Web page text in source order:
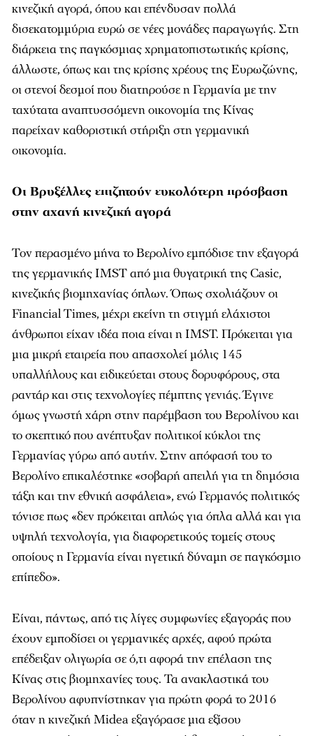
κινεζική αγορά, όπου και επένδυσαν πολλά
δισεκατομμύρια ευρώ σε νέες μονάδες παραγωγής. Στη
διάρκεια της παγκόσμιας χρηματοπιστωτικής κρίσης,
άλλωστε, όπως και της κρίσης χρέους της Ευρωζώνης,
οι στενοί δεσμοί που διατηρούσε η Γερμανία με την
ταχύτατα αναπτυσσόμενη οικονομία της Κίνας
παρείχαν καθοριστική στήριξη στη γερμανική
οικονομία.
Οι Βρυξέλλες επιζητούν ευκολότερη πρόσβαση
στην αχανή κινεζική αγορά
Τον περασμένο μήνα το Βερολίνο εμπόδισε την εξαγορά
της γερμανικής IMST από μια θυγατρική της Casic,
κινεζικής βιομηχανίας όπλων. Όπως σχολιάζουν οι
Financial Times, μέχρι εκείνη τη στιγμή ελάχιστοι
άνθρωποι είχαν ιδέα ποια είναι η IMST. Πρόκειται για
μια μικρή εταιρεία που απασχολεί μόλις 145
υπαλλήλους και ειδικεύεται στους δορυφόρους, στα
ραντάρ και στις τεχνολογίες πέμπτης γενιάς. Έγινε
όμως γνωστή χάρη στην παρέμβαση του Βερολίνου και
το σκεπτικό που ανέπτυξαν πολιτικοί κύκλοι της
Γερμανίας γύρω από αυτήν. Στην απόφασή του το
Βερολίνο επικαλέστηκε «σοβαρή απειλή για τη δημόσια
τάξη και την εθνική ασφάλεια», ενώ Γερμανός πολιτικός
τόνισε πως «δεν πρόκειται απλώς για όπλα αλλά και για
υψηλή τεχνολογία, για διαφορετικούς τομείς στους
οποίους η Γερμανία είναι ηγετική δύναμη σε παγκόσμιο
επίπεδο».
Είναι, πάντως, από τις λίγες συμφωνίες εξαγοράς που
έχουν εμποδίσει οι γερμανικές αρχές, αφού πρώτα
επέδειξαν ολιγωρία σε ό,τι αφορά την επέλαση της
Κίνας στις βιομηχανίες τους. Τα ανακλαστικά του
Βερολίνου αφυπνίστηκαν για πρώτη φορά το 2016
όταν η κινεζική Midea εξαγόρασε μια εξίσου